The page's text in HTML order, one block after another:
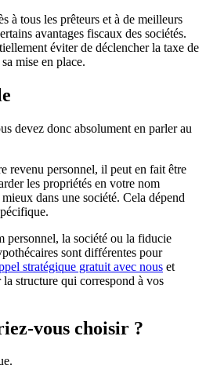
à tous les prêteurs et à de meilleurs
avantages fiscaux des sociétés.
éviter de déclencher la taxe de
mise en place.
devez donc absolument en parler au
revenu personnel, il peut en fait être
les propriétés en votre nom
dans une société. Cela dépend
personnel, la société ou la fiducie
sont différentes pour
stratégique gratuit avec nous et
structure qui correspond à vos
vous choisir ?